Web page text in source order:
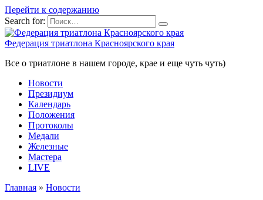
Перейти к содержанию
Search for:
Федерация триатлона Красноярского края
Все о триатлоне в нашем городе, крае и еще чуть чуть)
Новости
Президиум
Календарь
Положения
Протоколы
Медали
Железные
Мастера
LIVE
Главная » Новости